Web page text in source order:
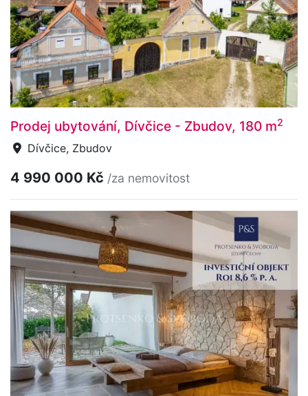
Prodej ubytování, Dívčice - Zbudov, 180 m2
Dívčice, Zbudov
4 990 000 Kč /za nemovitost